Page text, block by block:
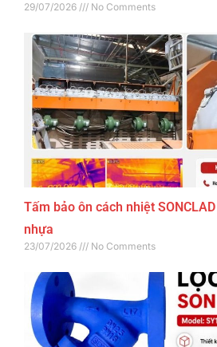
29/07/2026 No Comments
Tấm bảo ôn cách nhiệt
nhựa
23/07/2026 No Comments